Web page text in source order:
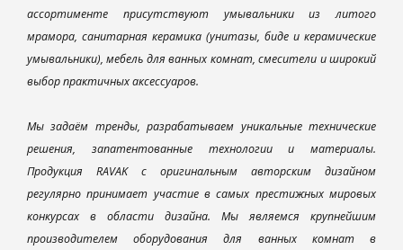
ассортименте присутствуют умывальники из литого
мрамора, санитарная керамика (унитазы, биде и керамические
умывальники), мебель для ванных комнат, смесители и широкий
выбор практичных аксессуаров.
Мы задаём тренды, разрабатываем уникальные технические
решения, запатентованные технологии и материалы.
Продукция RAVAK с оригинальным авторским дизайном
регулярно принимает участие в самых престижных мировых
конкурсах в области дизайна. Мы являемся крупнейшим
производителем оборудования для ванных комнат в